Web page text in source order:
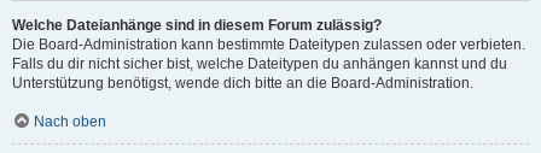
Welche Dateianhänge sind in diesem Forum zulässig?
Die Board-Administration kann bestimmte Dateitypen zulassen oder verbieten.
Falls du dir nicht sicher bist, welche Dateitypen du anhängen kannst und du
Unterstützung benötigst, wende dich bitte an die Board-Administration.
Nach oben